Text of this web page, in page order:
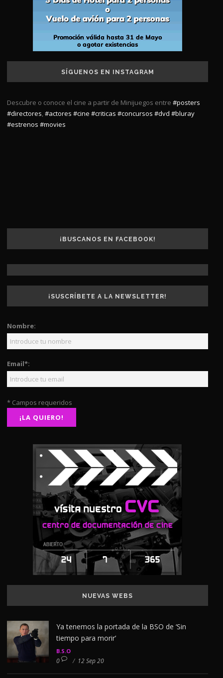
SÍGUENOS EN INSTAGRAM
Descubre o conoce el cine a partir de Minijuegos entre #posters
#directores,#actores #cine #criticas #concursos #dvd #bluray
#estrenos #movies
¡BUSCANOS EN FACEBOOK!
¡SUSCRÍBETE A LA NEWSLETTER!
Nombre:
Email*:
* Campos requeridos
NUEVAS WEBS
Ya tenemos la portada de la BSO de ‘Sin
tiempo para morir’
B.S.O
0 / 12 Sep 20